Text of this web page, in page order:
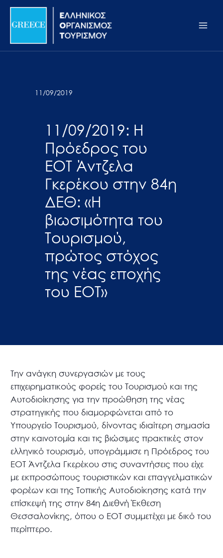
Σημείωση:
ιστότοπος
προσβασιμότητας.
Μετάβαση
περιεχόμενο
11/09/2019
11/09/2019: Η
Πρόεδρος του
ΕΟΤ Άντζελα
Γκερέκου στην 84η
ΔΕΘ: «Η
βιωσιμότητα του
Τουρισμού,
πρώτος στόχος
της νέας εποχής
του ΕΟΤ»
Την ανάγκη συνεργασιών με τους
επιχειρηματικούς φορείς του Τουρισμού και της
Αυτοδιοίκησης για την προώθηση της νέας
στρατηγικής που διαμορφώνεται από το
Υπουργείο Τουρισμού, δίνοντας ιδιαίτερη σημασία
στην καινοτομία και τις βιώσιμες πρακτικές στον
ελληνικό τουρισμό, υπογράμμισε η Πρόεδρος του
ΕΟΤ Άντζελα Γκερέκου στις συναντήσεις που είχε
με εκπροσώπους τουριστικών και επαγγελματικών
φορέων και της Τοπικής Αυτοδιοίκησης κατά την
επίσκεψή της στην 84η Διεθνή Έκθεση
Θεσσαλονίκης, όπου ο ΕΟΤ συμμετέχει με δικό του
περίπτερο.